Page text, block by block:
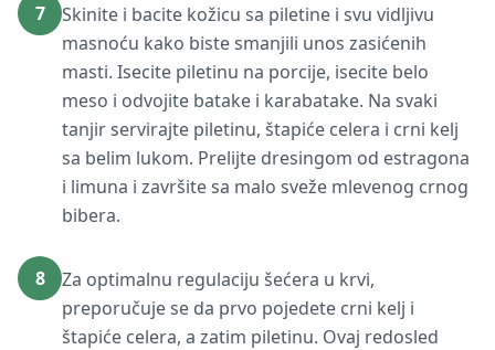
7
Skinite i bacite kožicu sa piletine i svu vidljivu
masnoću kako biste smanjili unos zasićenih
masti. Isecite piletinu na porcije, isecite belo
meso i odvojite batake i karabatake. Na svaki
tanjir servirajte piletinu, štapiće celera i crni kelj
sa belim lukom. Prelijte dresingom od estragona
i limuna i završite sa malo sveže mlevenog crnog
bibera.
8
Za optimalnu regulaciju šećera u krvi,
preporučuje se da prvo pojedete crni kelj i
štapiće celera, a zatim piletinu. Ovaj redosled